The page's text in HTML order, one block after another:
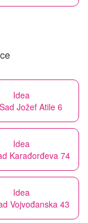
Idea
Jožef Atile 6
Idea
Karađorđeva 74
Idea
Vojvođanska 43